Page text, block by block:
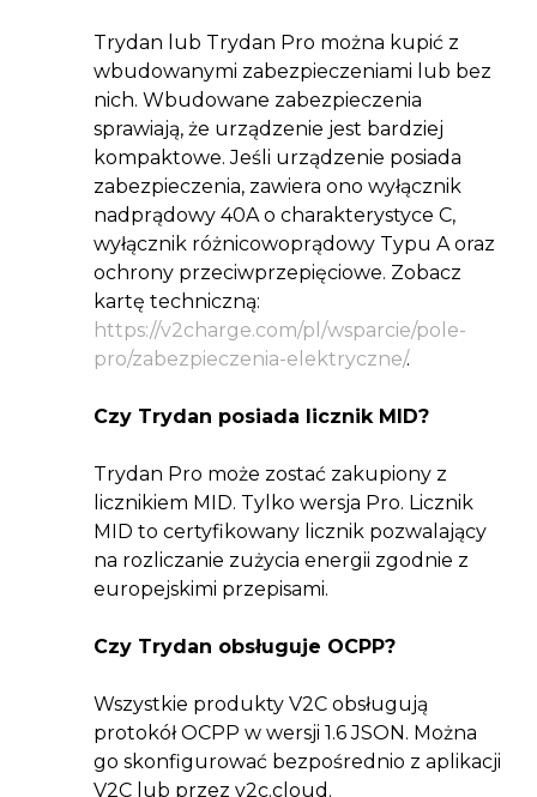
Trydan lub Trydan Pro można kupić z
wbudowanymi zabezpieczeniami lub bez
nich. Wbudowane zabezpieczenia
sprawiają, że urządzenie jest bardziej
kompaktowe. Jeśli urządzenie posiada
zabezpieczenia, zawiera ono wyłącznik
nadprądowy 40A o charakterystyce C,
wyłącznik różnicowoprądowy Typu A oraz
ochrony przeciwprzepięciowe. Zobacz
kartę techniczną:
https://v2charge.com/pl/wsparcie/pole-
pro/zabezpieczenia-elektryczne/.
Czy Trydan posiada licznik MID?
Trydan Pro może zostać zakupiony z
licznikiem MID. Tylko wersja Pro. Licznik
MID to certyfikowany licznik pozwalający
na rozliczanie zużycia energii zgodnie z
europejskimi przepisami.
Czy Trydan obsługuje OCPP?
Wszystkie produkty V2C obsługują
protokół OCPP w wersji 1.6 JSON. Można
go skonfigurować bezpośrednio z aplikacji
V2C lub przez v2c.cloud.